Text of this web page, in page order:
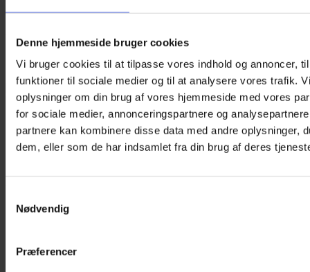
Denne hjemmeside bruger cookies
Vi bruger cookies til at tilpasse vores indhold og annoncer,
funktioner til sociale medier og til at analysere vores trafik.
oplysninger om din brug af vores hjemmeside med vores
for sociale medier, annonceringspartnere og
partnere kan kombinere disse data med andre oplysninger,
dem, eller som de har indsamlet fra din brug af deres
Nødvendig
Præferencer
oprindelige
var:
69,00 kr..
aktuelle
er:
59,00 kr..
forskellige farver.
Prisen er pr. stk.
Ryd
Brilleetui
-
Elegant
antal
Tilføj til kurv
Varenummer (SKU): OPC-190 Kategori:Brilleetuier
Yderligere information
Smart brilleetui, med elegant blomstermotiv, der fås i tre
Et hardcase brilleetui beskytter brillerne, når de ikke er i brug